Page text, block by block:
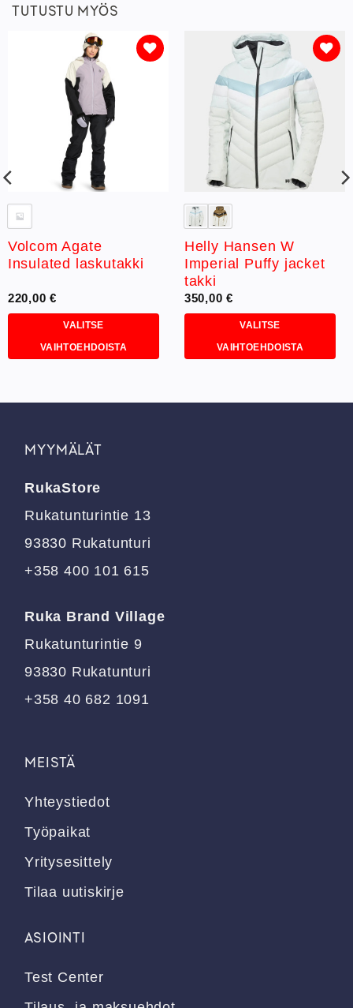
TUTUSTU MYÖS
toivelistaan
Volcom Agate
Insulated laskutakki
220,00€
VALITSE
VAIHTOEHDOISTA
on
Voit
valinnat
sivulla.
Lisää
toivelistaan
Helly Hansen W
Imperial Puffy jacket
takki
350,00€
VALITSE
VAIHTOEHDOISTA
on
MYYMÄLÄT
RukaStore
Rukatunturintie 13
93830 Rukatunturi
+358 400 101 615
Ruka Brand Village
Rukatunturintie 9
93830 Rukatunturi
+358 40 682 1091
MEISTÄ
Yhteystiedot
Työpaikat
Yritysesittely
Tilaa uutiskirje
ASIOINTI
Test Center